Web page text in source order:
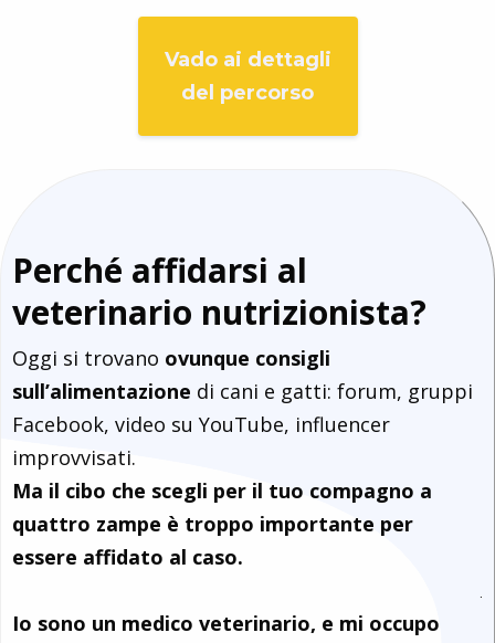
Vado ai dettagli
del percorso
Perché affidarsi al
veterinario nutrizionista?
Oggi si trovano ovunque consigli
sull’alimentazione di cani e gatti: forum, gruppi
Facebook, video su YouTube, influencer
improvvisati.
Ma il cibo che scegli per il tuo compagno a
quattro zampe è troppo importante per
essere affidato al caso.
Io sono un medico veterinario, e mi occupo